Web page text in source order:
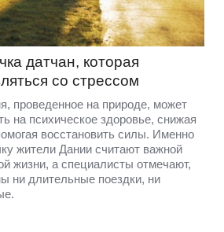
датчан, которая
со стрессом
проведенное на природе, может
на психическое здоровье, снижая
восстановить силы. Именно
жители Дании считают важной
жизни, а специалисты отмечают,
ни длительные поездки, ни